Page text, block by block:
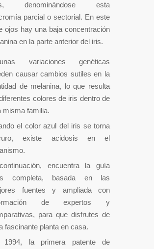
denominándose esta
parcial o sectorial. En este
ojos hay una baja concentración
en la parte anterior del iris.
variaciones genéticas
causar cambios sutiles en la
de melanina, lo que resulta
colores de iris dentro de
misma familia.
el color azul del iris se torna
existe acidosis en el
encuentra la guía
completa, basada en las
fuentes y ampliada con
de expertos y
para que disfrutes de
fascinante planta en casa.
1994, la primera patente de